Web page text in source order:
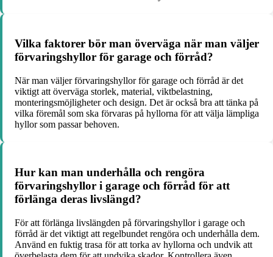
Vilka faktorer bör man överväga när man väljer
förvaringshyllor för garage och förråd?
När man väljer förvaringshyllor för garage och förråd är det
viktigt att överväga storlek, material, viktbelastning,
monteringsmöjligheter och design. Det är också bra att tänka på
vilka föremål som ska förvaras på hyllorna för att välja lämpliga
hyllor som passar behoven.
Hur kan man underhålla och rengöra
förvaringshyllor i garage och förråd för att
förlänga deras livslängd?
För att förlänga livslängden på förvaringshyllor i garage och
förråd är det viktigt att regelbundet rengöra och underhålla dem.
Använd en fuktig trasa för att torka av hyllorna och undvik att